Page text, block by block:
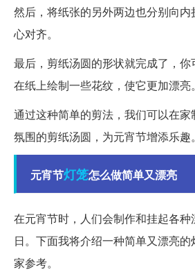
然后，将纸张的另外两边也分别向
心对齐。
最后，剪纸汤圆的形状就完成了，
在纸上绘制一些花纹，使它更加漂亮。
通过这种简单的剪法，我们可以在家
氛围的剪纸汤圆，为元宵节增添乐趣。
元宵节灯笼怎么做简单又漂亮
在元宵节时，人们会制作和挂起各
日。下面我将介绍一种简单又漂亮
家参考。